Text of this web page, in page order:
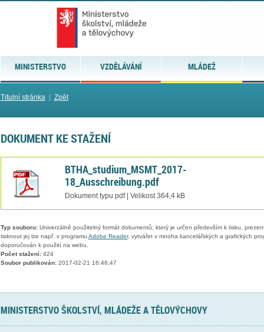
MINISTERSTVO VZDĚLÁVÁNÍ MLÁDEŽ
Titulní stránka| Zpět
DOKUMENT KE STAŽENÍ
BTHA_studium_MSMT_2017-
18_Ausschreibung.pdf
Dokument typu pdf | Velikost 364,4 kB
Typ souboru:Univerzálně použitelný formát dokumentů, který je určen především k tisku,
tisknout jej lze např. v programu Adobe Reader, vytvářet v mnoha kancelářských a grafických
doporučován k použití na webu.
Počet stažení:424
Soubor publikován:2017-02-21 16:46:47
MINISTERSTVO ŠKOLSTVÍ, MLÁDEŽE A TĚLOVÝCHOVY